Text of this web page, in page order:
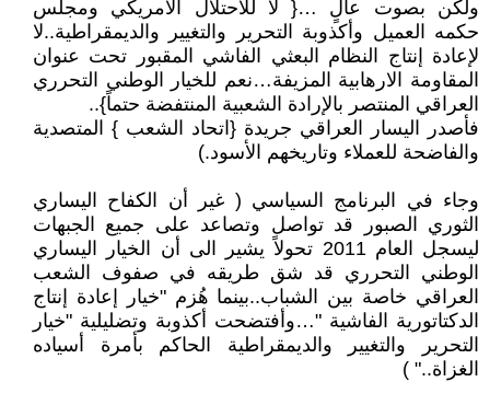
ولكن بصوت عالٍ …{ لا للأحتلال الأمريكي ومجلس
حكمه العميل وأكذوبة التحرير والتغيير والديمقراطية..لا
لإعادة إنتاج النظام البعثي الفاشي المقبور تحت عنوان
المقاومة الارهابية المزيفة…نعم للخيار الوطني التحرري
العراقي المنتصر بالإرادة الشعبية المنتفضة حتماً}..
فأصدر اليسار العراقي جريدة {اتحاد الشعب } المتصدية
والفاضحة للعملاء وتاريخهم الأسود.)
وجاء في البرنامج السياسي ( غير أن الكفاح اليساري
الثوري الصبور قد تواصل وتصاعد على جميع الجبهات
ليسجل العام 2011 تحولاً يشير الى أن الخيار اليساري
الوطني التحرري قد شق طريقه في صفوف الشعب
العراقي خاصة بين الشباب..بينما هُزم "خيار إعادة إنتاج
الدكتاتورية الفاشية "…وأفتضحت أكذوبة وتضليلية "خيار
التحرير والتغيير والديمقراطية الحاكم بأمرة أسياده
الغزاة.." )